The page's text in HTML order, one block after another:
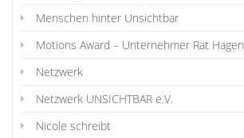
Menschen hinter Unsichtbar
Motions Award – Unternehmer Rat Hagen
Netzwerk
Netzwerk UNSICHTBAR e.V.
Nicole schreibt